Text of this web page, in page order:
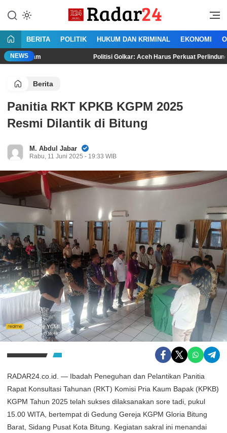
konten
Radar24.co.id
Jujur Lantang Bersuara
BERITA POLITIK HUKUM DAN KRIMINAL EKONOMI
NEWS Politisi Golkar: Aceh Harus Perkuat Perlindungan HAM
Berita
Panitia RKT KPKB KGPM 2025
Resmi Dilantik di Bitung
M. Abdul Jabar
Rabu, 11 Juni 2025 - 19:33 WIB
RADAR24.co.id. — Ibadah Peneguhan dan Pelantikan Panitia
Rapat Konsultasi Tahunan (RKT) Komisi Pria Kaum Bapak (KPKB)
KGPM Tahun 2025 telah sukses dilaksanakan sore tadi, pukul
15.00 WITA, bertempat di Gedung Gereja KGPM Gloria Bitung
Barat, Sidang Pusat Kota Bitung. Kegiatan sakral ini menandai